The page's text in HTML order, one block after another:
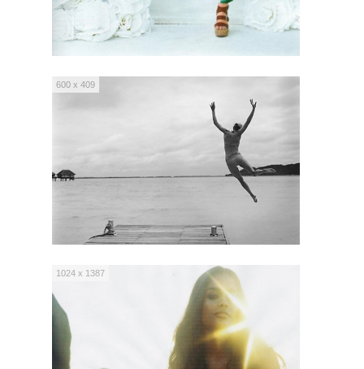
600 x 409
1024 x 1387